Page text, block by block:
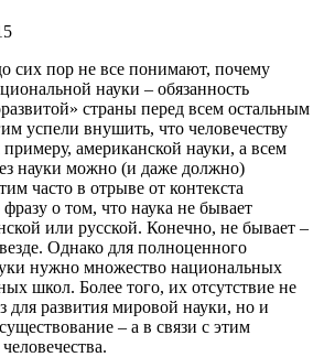
сих пор не все понимают, почему
науки – обязанность
страны перед всем остальным
успели внушить, что человечеству
американской науки, а всем
науки можно (и даже должно)
часто в отрыве от контекста
о том, что наука не бывает
или русской. Конечно, не бывает –
Однако для полноценного
нужно множество национальных
школ. Более того, их отсутствие не
для развития мировой науки, но и
– а в связи с этим